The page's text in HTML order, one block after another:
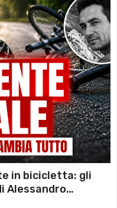
in bicicletta: gli
Alessandro